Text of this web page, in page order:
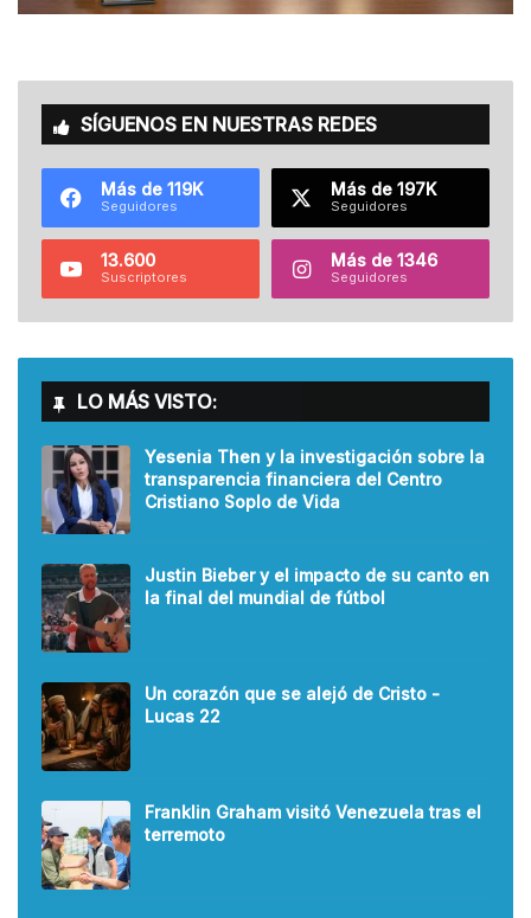
SÍGUENOS EN NUESTRAS REDES
Más de 119K
Seguidores
Más de 197K
Seguidores
13.600
Suscriptores
Más de 1346
Seguidores
LO MÁS VISTO:
Yesenia Then y la investigación sobre la
transparencia financiera del Centro
Cristiano Soplo de Vida
Justin Bieber y el impacto de su canto en
la final del mundial de fútbol
Un corazón que se alejó de Cristo -
Lucas 22
Franklin Graham visitó Venezuela tras el
terremoto